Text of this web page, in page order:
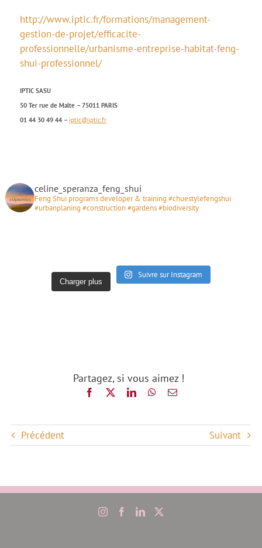
http://www.iptic.fr/formations/management-
gestion-de-projet/efficacite-
professionnelle/urbanisme-entreprise-habitat-feng-
shui-professionnel/
IPTIC SASU
50 Ter rue de Malte – 75011 PARIS
01 44 30 49 44 – iptic@iptic.fr
celine_speranza_feng_shui
Feng Shui programs developer & training #chuestylefengshui
#urbanplaning #construction #gardens #biodiversity
Charger plus
Suivre sur Instagram
Partagez, si vous aimez !
Précédent Suivant